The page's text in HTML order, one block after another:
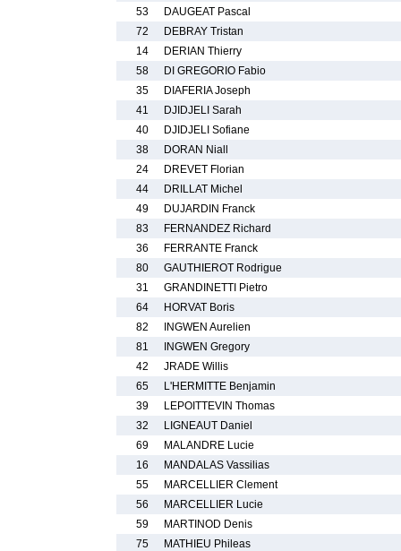
53
DAUGEAT Pascal
72
DEBRAY Tristan
14
DERIAN Thierry
58
DI GREGORIO Fabio
35
DIAFERIA Joseph
41
DJIDJELI Sarah
40
DJIDJELI Sofiane
38
DORAN Niall
24
DREVET Florian
44
DRILLAT Michel
49
DUJARDIN Franck
83
FERNANDEZ Richard
36
FERRANTE Franck
80
GAUTHIEROT Rodrigue
31
GRANDINETTI Pietro
64
HORVAT Boris
82
INGWEN Aurelien
81
INGWEN Gregory
42
JRADE Willis
65
L'HERMITTE Benjamin
39
LEPOITTEVIN Thomas
32
LIGNEAUT Daniel
69
MALANDRE Lucie
16
MANDALAS Vassilias
55
MARCELLIER Clement
56
MARCELLIER Lucie
59
MARTINOD Denis
75
MATHIEU Phileas